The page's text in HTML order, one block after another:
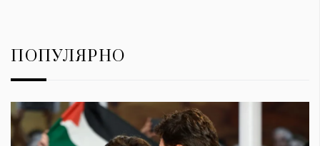
ПОПУЛЯРНО